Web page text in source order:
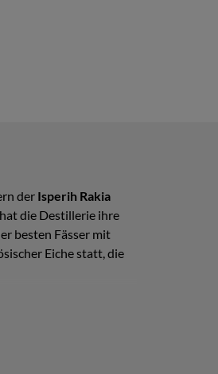
der Isperih Rakia
die Destillerie ihre
besten Fässer mit
Eiche statt, die
bekannt ist.